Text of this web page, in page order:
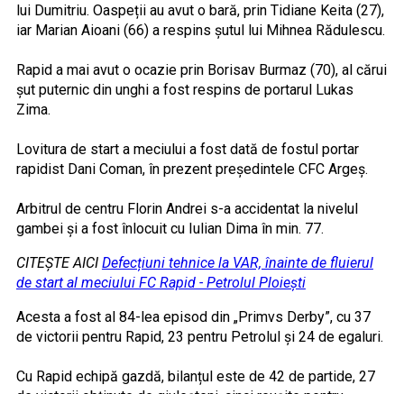
lui Dumitriu. Oaspeții au avut o bară, prin Tidiane Keita (27),
iar Marian Aioani (66) a respins șutul lui Mihnea Rădulescu.
Rapid a mai avut o ocazie prin Borisav Burmaz (70), al cărui
șut puternic din unghi a fost respins de portarul Lukas
Zima.
Lovitura de start a meciului a fost dată de fostul portar
rapidist Dani Coman, în prezent președintele CFC Argeș.
Arbitrul de centru Florin Andrei s-a accidentat la nivelul
gambei și a fost înlocuit cu Iulian Dima în min. 77.
CITEȘTE AICI Defecțiuni tehnice la VAR, înainte de fluierul
de start al meciului FC Rapid - Petrolul Ploiești
Acesta a fost al 84-lea episod din „Primvs Derby”, cu 37
de victorii pentru Rapid, 23 pentru Petrolul și 24 de egaluri.
Cu Rapid echipă gazdă, bilanțul este de 42 de partide, 27